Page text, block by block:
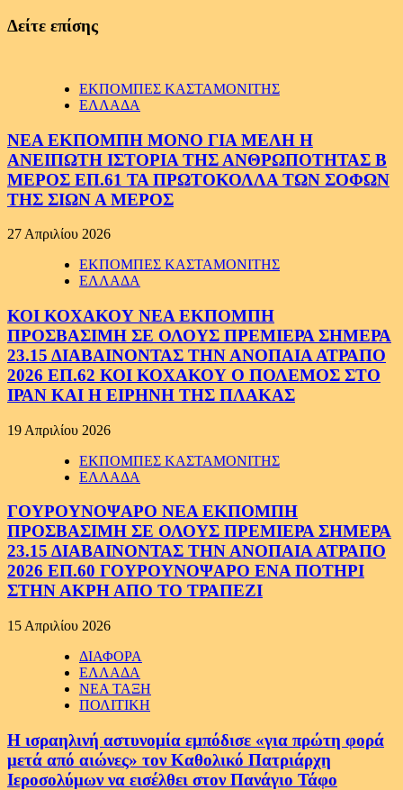
Δείτε επίσης
ΕΚΠΟΜΠΕΣ ΚΑΣΤΑΜΟΝΙΤΗΣ
ΕΛΛΑΔΑ
ΝΕΑ ΕΚΠΟΜΠΗ ΜΟΝΟ ΓΙΑ ΜΕΛΗ Η
ΑΝΕΙΠΩΤΗ ΙΣΤΟΡΙΑ ΤΗΣ ΑΝΘΡΩΠΟΤΗΤΑΣ Β
ΜΕΡΟΣ ΕΠ.61 ΤΑ ΠΡΩΤΟΚΟΛΛΑ ΤΩΝ ΣΟΦΩΝ
ΤΗΣ ΣΙΩΝ Α ΜΕΡΟΣ
27 Απριλίου 2026
ΕΚΠΟΜΠΕΣ ΚΑΣΤΑΜΟΝΙΤΗΣ
ΕΛΛΑΔΑ
ΚΟΙ ΚΟΧΑΚΟΥ ΝΕΑ ΕΚΠΟΜΠΗ
ΠΡΟΣΒΑΣΙΜΗ ΣΕ ΟΛΟΥΣ ΠΡΕΜΙΕΡΑ ΣΗΜΕΡΑ
23.15 ΔΙΑΒΑΙΝΟΝΤΑΣ ΤΗΝ ΑΝΟΠΑΙΑ ΑΤΡΑΠΟ
2026 ΕΠ.62 ΚΟΙ ΚΟΧΑΚΟΥ Ο ΠΟΛΕΜΟΣ ΣΤΟ
ΙΡΑΝ ΚΑΙ Η ΕΙΡΗΝΗ ΤΗΣ ΠΛΑΚΑΣ
19 Απριλίου 2026
ΕΚΠΟΜΠΕΣ ΚΑΣΤΑΜΟΝΙΤΗΣ
ΕΛΛΑΔΑ
ΓΟΥΡΟΥΝΟΨΑΡΟ ΝΕΑ ΕΚΠΟΜΠΗ
ΠΡΟΣΒΑΣΙΜΗ ΣΕ ΟΛΟΥΣ ΠΡΕΜΙΕΡΑ ΣΗΜΕΡΑ
23.15 ΔΙΑΒΑΙΝΟΝΤΑΣ ΤΗΝ ΑΝΟΠΑΙΑ ΑΤΡΑΠΟ
2026 ΕΠ.60 ΓΟΥΡΟΥΝΟΨΑΡΟ ΕΝΑ ΠΟΤΗΡΙ
ΣΤΗΝ ΑΚΡΗ ΑΠΟ ΤΟ ΤΡΑΠΕΖΙ
15 Απριλίου 2026
ΔΙΑΦΟΡΑ
ΕΛΛΑΔΑ
ΝΕΑ ΤΑΞΗ
ΠΟΛΙΤΙΚΗ
Η ισραηλινή αστυνομία εμπόδισε «για πρώτη φορά
μετά από αιώνες» τον Καθολικό Πατριάρχη
Ιεροσολύμων να εισέλθει στον Πανάγιο Τάφο